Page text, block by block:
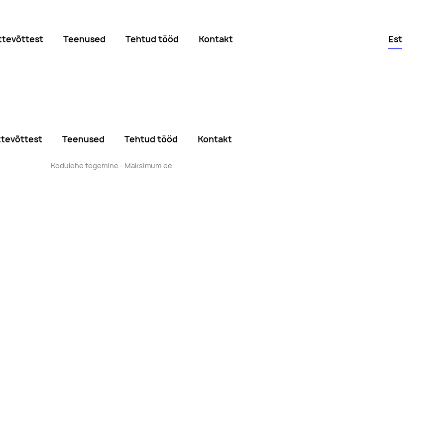
Teenused Tehtud tööd Kontakt Est
Teenused Tehtud tööd Kontakt
Kodulehe tegemine - Maksimum.ee